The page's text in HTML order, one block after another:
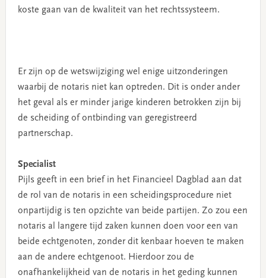
koste gaan van de kwaliteit van het rechtssysteem.
Er zijn op de wetswijziging wel enige uitzonderingen
waarbij de notaris niet kan optreden. Dit is onder ander
het geval als er minder jarige kinderen betrokken zijn bij
de scheiding of ontbinding van geregistreerd
partnerschap.
Specialist
Pijls geeft in een brief in het Financieel Dagblad aan dat
de rol van de notaris in een scheidingsprocedure niet
onpartijdig is ten opzichte van beide partijen. Zo zou een
notaris al langere tijd zaken kunnen doen voor een van
beide echtgenoten, zonder dit kenbaar hoeven te maken
aan de andere echtgenoot. Hierdoor zou de
onafhankelijkheid van de notaris in het geding kunnen